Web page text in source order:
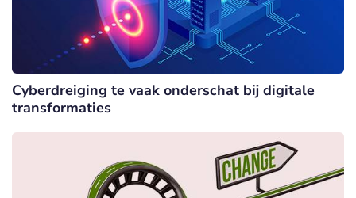
Cyberdreiging te vaak onderschat bij digitale
transformaties